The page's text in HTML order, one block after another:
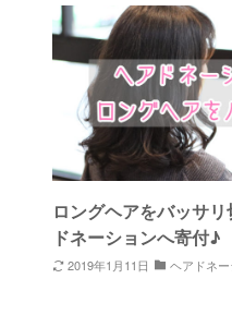
ロングヘアをバッサ
ドネーションへ寄付♪
2019年1月11日 ヘアドネ